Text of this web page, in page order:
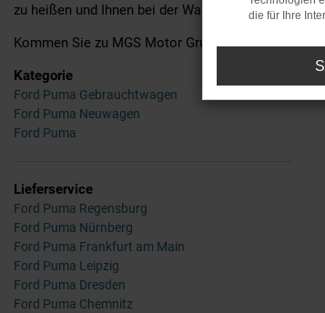
zu heißen und Ihnen bei der Wahl Ihres neuen
Kommen Sie zu MGS Motor Gruppe Sticht GmbH
Kategorie
Ford Puma Gebrauchtwagen
Ford Puma Neuwagen
Ford Puma
Lieferservice
Ford Puma Regensburg
Ford Puma Nürnberg
Ford Puma Frankfurt am Main
Ford Puma Leipzig
Ford Puma Dresden
Ford Puma Chemnitz
die für Ihre